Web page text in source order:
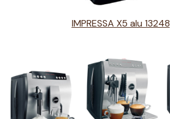
IMPRESSA X5 alu 13248